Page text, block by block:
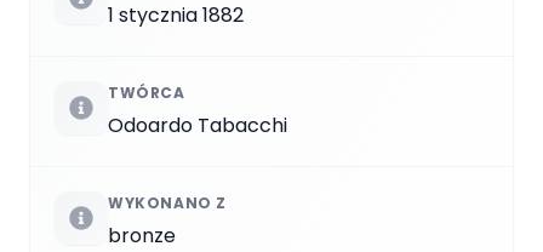
1 stycznia 1882
TWÓRCA
Odoardo Tabacchi
WYKONANO Z
bronze